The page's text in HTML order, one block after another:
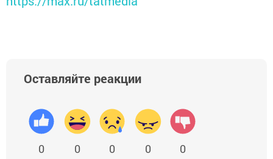
Оставляйте реакции
0 0 0 0 0